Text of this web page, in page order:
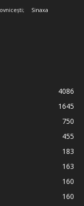
Sinaxa
4086
1645
750
455
183
163
160
160